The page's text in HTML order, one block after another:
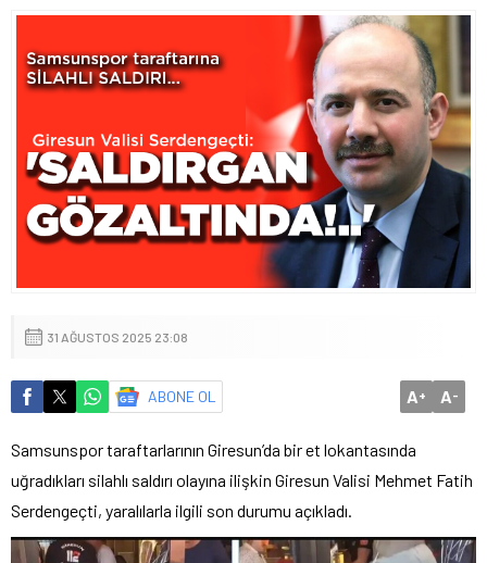
31 AĞUSTOS 2025 23:08
ABONE OL A+ A-
Samsunspor taraftarlarının Giresun’da bir et lokantasında
uğradıkları silahlı saldırı olayına ilişkin Giresun Valisi Mehmet Fatih
Serdengeçti, yaralılarla ilgili son durumu açıkladı.